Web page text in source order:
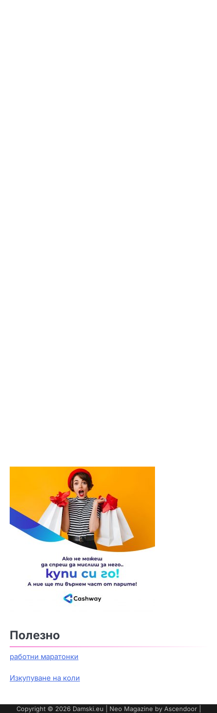
Полезно
работни маратонки
Изкупуване на коли
Copyright © 2026 Damski.eu | Neo Magazine by Ascendoor|